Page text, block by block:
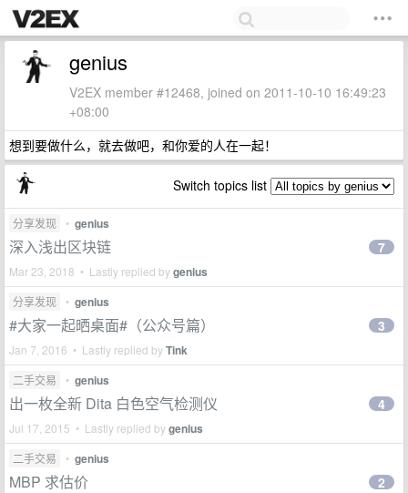
genius
V2EX member #12468, joined on 2011-10-10 16:49:23
+08:00
想到要做什么，就去做吧，和你爱的人在一起！
Switch topics list
分享发现 • genius
深入浅出区块链
Mar 23, 2018 • Lastly replied bygenius
7
分享发现 • genius
#大家一起晒桌面#（公众号篇）
Jan 7, 2016 • Lastly replied byTink
3
二手交易 • genius
出一枚全新 Dita 白色空气检测仪
Jul 17, 2015 • Lastly replied bygenius
4
二手交易 • genius
MBP 求估价 2